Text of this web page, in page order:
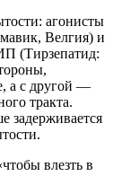
агонисты
Велгия) и
(Тирзепатид:
а с другой —
тракта.
задерживается
влезть в